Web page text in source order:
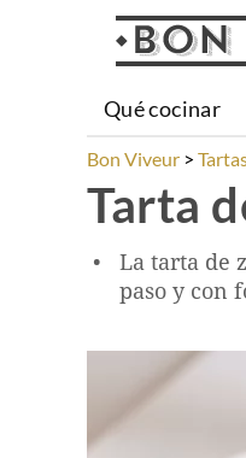
Qué cocinar
Bon Viveur
Tarta
La tarta de
paso y con